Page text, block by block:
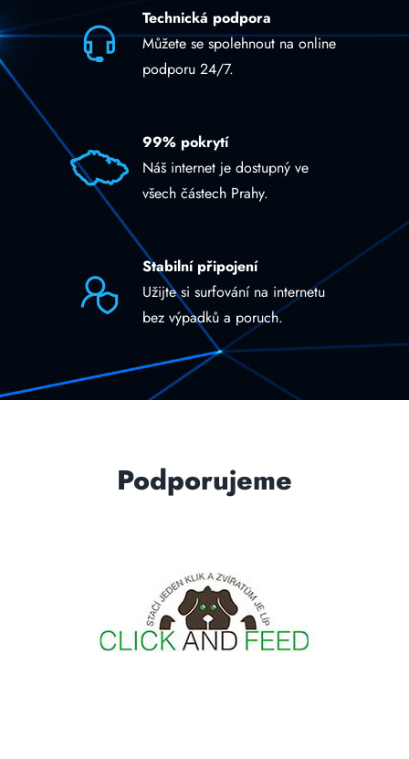
Technická podpora
Můžete se spolehnout na online
podporu 24/7.
99% pokrytí
Náš internet je dostupný ve
všech částech Prahy.
Stabilní připojení
Užijte si surfování na internetu
bez výpadků a poruch.
Podporujeme